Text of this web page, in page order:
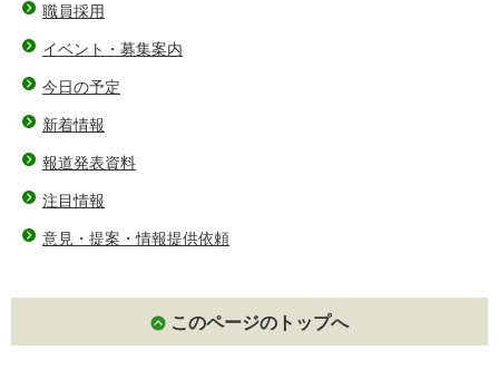
職員採用
イベント・募集案内
今日の予定
新着情報
報道発表資料
注目情報
意見・提案・情報提供依頼
このページのトップへ